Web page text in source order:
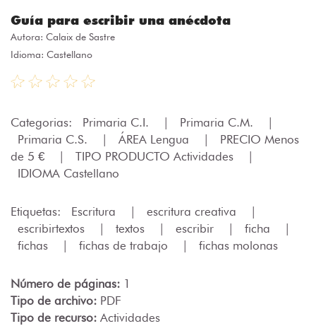
Guía para escribir una anécdota
Autora: Calaix de Sastre
Idioma: Castellano
Categorias: Primaria C.I. Primaria C.M.
Primaria C.S.
ÁREA Lengua
PRECIO Menos
de 5 €
TIPO PRODUCTO Actividades
IDIOMA Castellano
Etiquetas: Escritura escritura creativa
escribirtextos
textos escribir ficha
fichas
fichas de trabajo fichas molonas
Número de páginas: 1
Tipo de archivo: PDF
Tipo de recurso: Actividades